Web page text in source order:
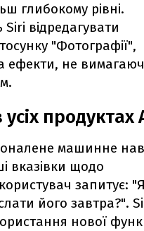
глибокому рівні.
відредагувати
"Фотографії",
ефекти, не
продуктах
машинне
вказівки щодо
запитує:
його завтра?".
нової